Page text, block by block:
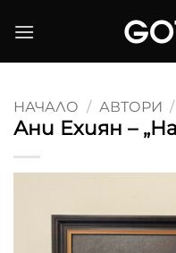
НАЧАЛО / АВТОРИ /
Ани Ехиян –